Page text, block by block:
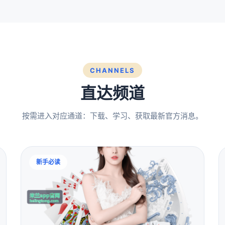
CHANNELS
直达频道
按需进入对应通道：下载、学习、获取最新官方消息。
新手必读